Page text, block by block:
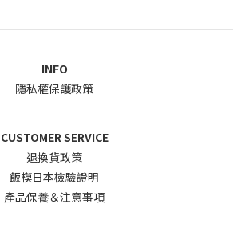
INFO
隱私權保護政策
CUSTOMER SERVICE
退換貨政策
飯模日本檢驗證明
產品保養＆注意事項